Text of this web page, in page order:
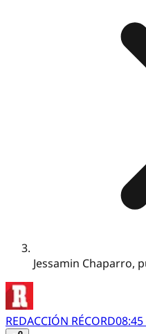
Jessamin Chaparro,
REDACCIÓN RÉCORD